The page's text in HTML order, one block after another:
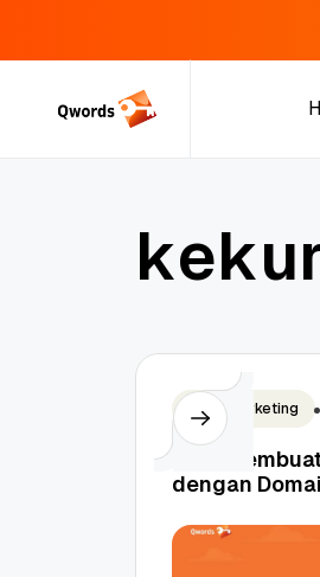
keku
Email Marketing
Cara
dengan